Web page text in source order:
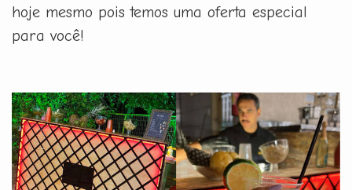
hoje mesmo pois temos uma oferta especial
para você!